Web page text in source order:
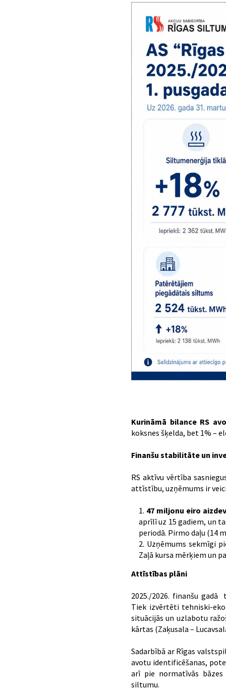
Kurināmā bilance RS
koksnes šķelda, bet 1% –
Finanšu stabilitāte un
RS aktīvu vērtība
attīstību, uzņēmums ir
47 miljonu eiro
aprīlī uz 15 gadiem, un
periodā. Pirmo daļu (14
Uzņēmums sekmīgi
Zaļā kursa mērķiem un
Attīstības plāni
2025./2026. finanšu gadā
Tiek izvērtēti tehniski-
situācijās un uzlabotu
kārtas (Zaķusala –
Sadarbībā ar Rīgas
avotu identificēšanas,
arī pie normatīvās
siltumu.